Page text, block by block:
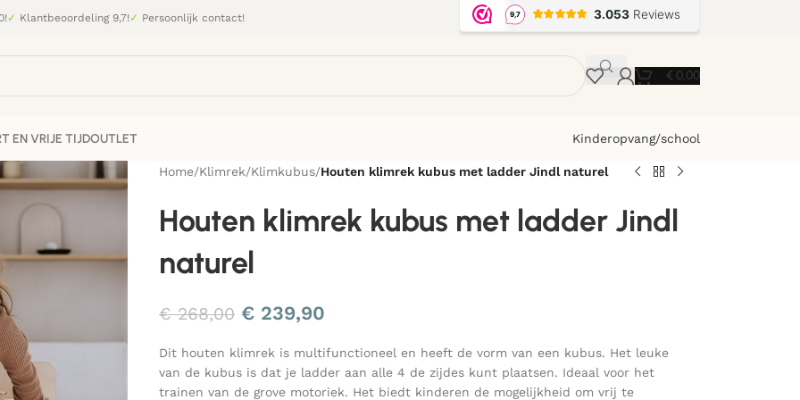
✓ Klantbeoordeling 9,7!✓ Persoonlijk contact!
€ 0,00
EN VRIJE TIJDOUTLET Kinderopvang/school
Home/Klimrek/Klimkubus/Houten klimrek kubus met ladder Jindl naturel
Houten klimrek kubus met ladder Jindl
naturel
€268,00 €239,90
Dit houten klimrek is multifunctioneel en heeft de vorm van een kubus. Het leuke
van de kubus is dat je ladder aan alle 4 de zijdes kunt plaatsen. Ideaal voor het
trainen van de grove motoriek. Het biedt kinderen de mogelijkheid om vrij te